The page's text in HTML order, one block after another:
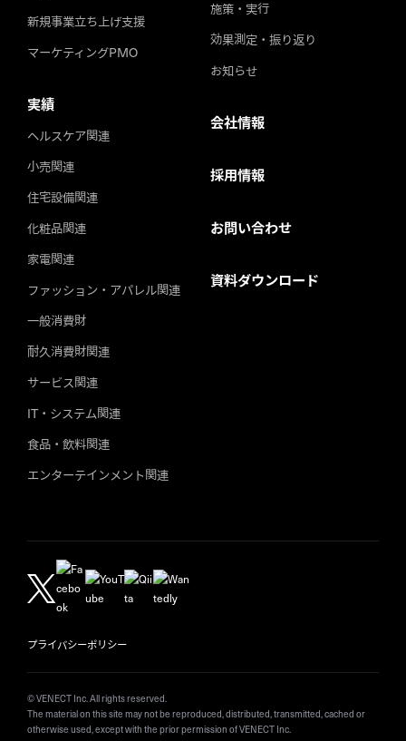
新規事業立ち上げ支援
マーケティングPMO
実績
ヘルスケア関連
小売関連
住宅設備関連
化粧品関連
家電関連
ファッション・アパレル関連
一般消費財
耐久消費財関連
サービス関連
IT・システム関連
食品・飲料関連
エンターテインメント関連
施策・実行
効果測定・振り返り
お知らせ
会社情報
採用情報
お問い合わせ
資料ダウンロード
プライバシーポリシー
© VENECT Inc. All rights reserved.
The material on this site may not be reproduced, distributed, transmitted, cached or
otherwise used, except with the prior permission of VENECT Inc.